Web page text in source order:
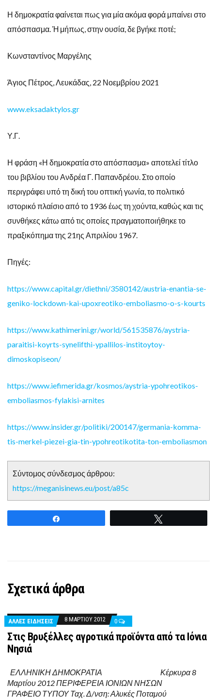
Η δημοκρατία φαίνεται πως για μία ακόμα φορά μπαίνει στο
απόσπασμα. Ή μήπως, στην ουσία, δε βγήκε ποτέ;
Κωνσταντίνος Μαργέλης
Άγιος Πέτρος, Λευκάδας, 22 Νοεμβρίου 2021
www.eksadaktylos.gr
Υ.Γ.
Η φράση «Η δημοκρατία στο απόσπασμα» αποτελεί τίτλο
του βιβλίου του Ανδρέα Γ. Παπανδρέου. Στο οποίο
περιγράφει υπό τη δική του οπτική γωνία, το πολιτικό
ιστορικό πλαίσιο από το 1936 έως τη χούντα, καθώς και τις
συνθήκες κάτω από τις οποίες πραγματοποιήθηκε το
πραξικόπημα της 21ης Απριλίου 1967.
Πηγές:
https://www.capital.gr/diethni/3580142/austria-enantia-se-
geniko-lockdown-kai-upoxreotiko-emboliasmo-o-s-kourts
https://www.kathimerini.gr/world/561535876/aystria-
paraitisi-koyrts-synelifthi-ypallilos-institoytoy-
dimoskopiseon/
https://www.iefimerida.gr/kosmos/aystria-ypohreotikos-
emboliasmos-fylakisi-arnites
https://www.insider.gr/politiki/200147/germania-komma-
tis-merkel-piezei-gia-tin-ypohreotikotita-ton-emboliasmon
Σύντομος σύνδεσμος άρθρου:
https://meganisinews.eu/post/a85c
Σχετικά άρθρα
ΑΛΛΕΣ ΕΙΔΗΣΕΙΣ 8 ΜΑΡΤΊΟΥ 2012 0
Στις Βρυξέλλες αγροτικά προϊόντα από τα Ιόνια
Νησιά
ΕΛΛΗΝΙΚΗ ΔΗΜΟΚΡΑΤΙΑ Κέρκυρα 8
Μαρτίου 2012 ΠΕΡΙΦΕΡΕΙΑ ΙΟΝΙΩΝ ΝΗΣΩΝ
ΓΡΑΦΕΙΟ ΤΥΠΟΥ Ταχ. Δ/νση: Αλυκές Ποταμού